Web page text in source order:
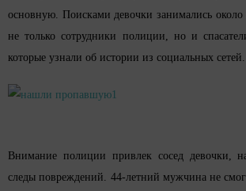
основную. Поисками девочки занимались около
не только сотрудники полиции, но и
которые узнали об истории из социальных сетей.
Внимание полиции привлек сосед девочки,
следы повреждений. 44-летний мужчина не